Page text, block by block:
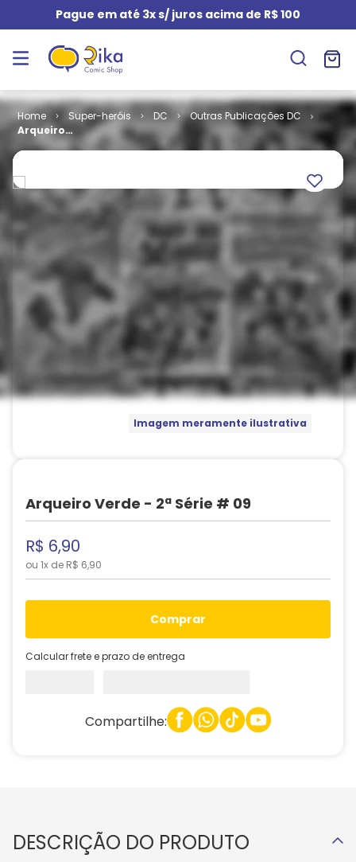
Pague em até 3x s/ juros acima de R$ 100
Super-heróis DC
Outras Publicações DC
Arqueiro
Verde - 2ª
Imagem meramente ilustrativa
Arqueiro Verde - 2ª Série # 09
R$ 6,90
ou 1x de R$ 6,90
comprar
Calcular frete e prazo de entrega
Compartilhe:
DESCRIÇÃO DO PRODUTO